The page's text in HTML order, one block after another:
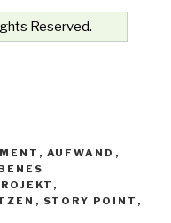
Reserved.
, AUFWAND ,
,
, STORY POINT ,